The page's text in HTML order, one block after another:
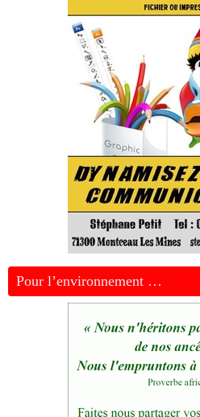
Pour l’environnement …